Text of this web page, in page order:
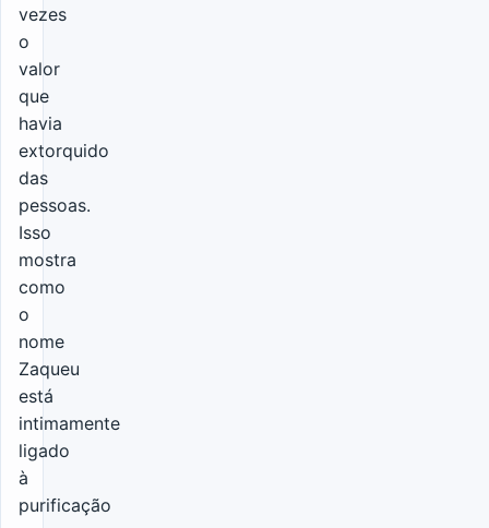
vezes
o
valor
que
havia
extorquido
das
pessoas.
Isso
mostra
como
o
nome
Zaqueu
está
intimamente
ligado
à
purificação